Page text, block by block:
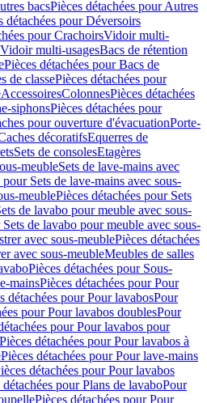
bacsPièces détachées pour Autres
détachées pour Déversoirs
pour CrachoirsVidoir multi-
multi-usagesBacs de rétention
Pièces détachées pour Bacs de
de classePièces détachées pour
AccessoiresColonnesPièces détachées
siphonsPièces détachées pour
pour ouverture d'évacuationPorte-
décoratifsEquerres de
Sets de consolesEtagères
meubleSets de lave-mains avec
pour Sets de lave-mains avec sous-
meublePièces détachées pour Sets
de lavabo pour meuble avec sous-
de lavabo pour meuble avec sous-
avec sous-meublePièces détachées
avec sous-meubleMeubles de salles
Pièces détachées pour Sous-
mainsPièces détachées pour Pour
détachées pour Pour lavabosPour
pour Pour lavabos doublesPour
pour Pour lavabos pour
Pièces détachées pour Pour lavabos à
Pièces détachées pour Pour lave-mains
détachées pour Pour lavabos
détachées pour Plans de lavaboPour
Pièces détachées pour Pour